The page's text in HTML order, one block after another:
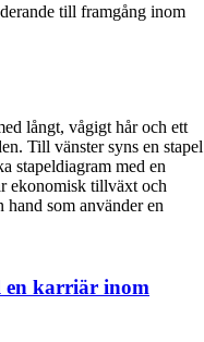
till framgång inom
en karriär inom